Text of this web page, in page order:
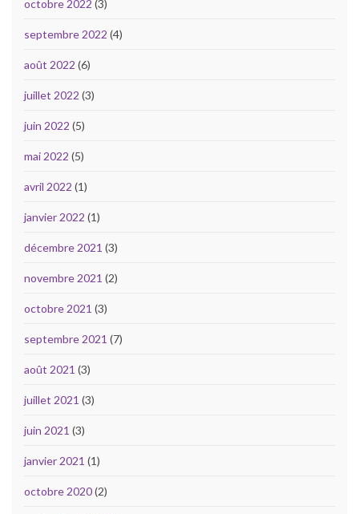
octobre 2022 (3)
septembre 2022 (4)
août 2022 (6)
juillet 2022 (3)
juin 2022 (5)
mai 2022 (5)
avril 2022 (1)
janvier 2022 (1)
décembre 2021 (3)
novembre 2021 (2)
octobre 2021 (3)
septembre 2021 (7)
août 2021 (3)
juillet 2021 (3)
juin 2021 (3)
janvier 2021 (1)
octobre 2020(2)